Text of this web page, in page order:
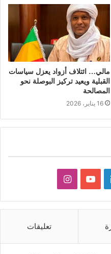
مالي… ائتلاف أزواد يعزل سياسات
القبلية ويعيد تركيز البوصلة نحو
المصالحة
16 يناير، 2026
ي
و
ن
تعليقات